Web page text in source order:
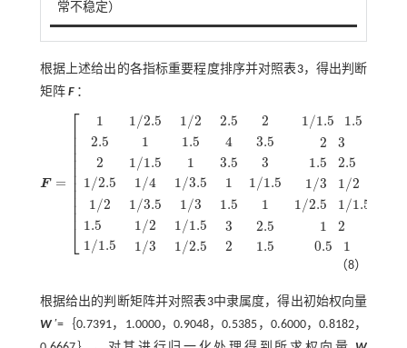
常不稳定）
根据上述给出的各指标重要程度排序并对照表3，得出判断
矩阵 F：
F =
⎡
⎣
⎢⎢⎢⎢⎢⎢⎢⎢⎢⎢⎢⎢
1
2.5
2
1/2.5
1/2
1.5
1/1.5
1/2.5
1
1/1.5
1/4
1/3.5
1/2
1 /3
1/2
1.5
1
1/3.5
1/3
1/1.5
1 /2.5
2.5
4
3.5
1
1.5
3
2
2
3.5
3
1/1.5
1
2.5
1.5
1/1.5
1.5
2
3
1.5
2.5
1/3 1/2
1/2.5 1/1.5
1
2
0.5
1
F= 11/ 2.51/22.5 /1.51.5 2.511.5 3.52 1/1.51 1.52.5 1/2.5
（8）
根据给出的判断矩阵并对照表3中隶属度，得出初始权向量
W′=｛0.7391，1.0000，0.9048，0.5385，0.6000，0.8182，